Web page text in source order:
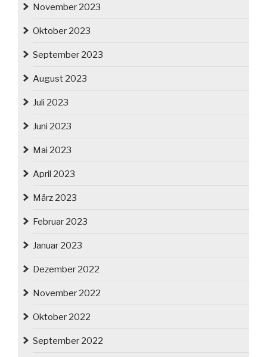
November 2023
Oktober 2023
September 2023
August 2023
Juli 2023
Juni 2023
Mai 2023
April 2023
März 2023
Februar 2023
Januar 2023
Dezember 2022
November 2022
Oktober 2022
September 2022